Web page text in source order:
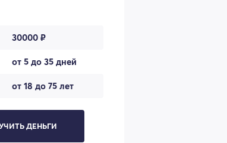
30000 ₽
от 5 до 35 дней
от 18 до 75 лет
ДЕНЬГИ